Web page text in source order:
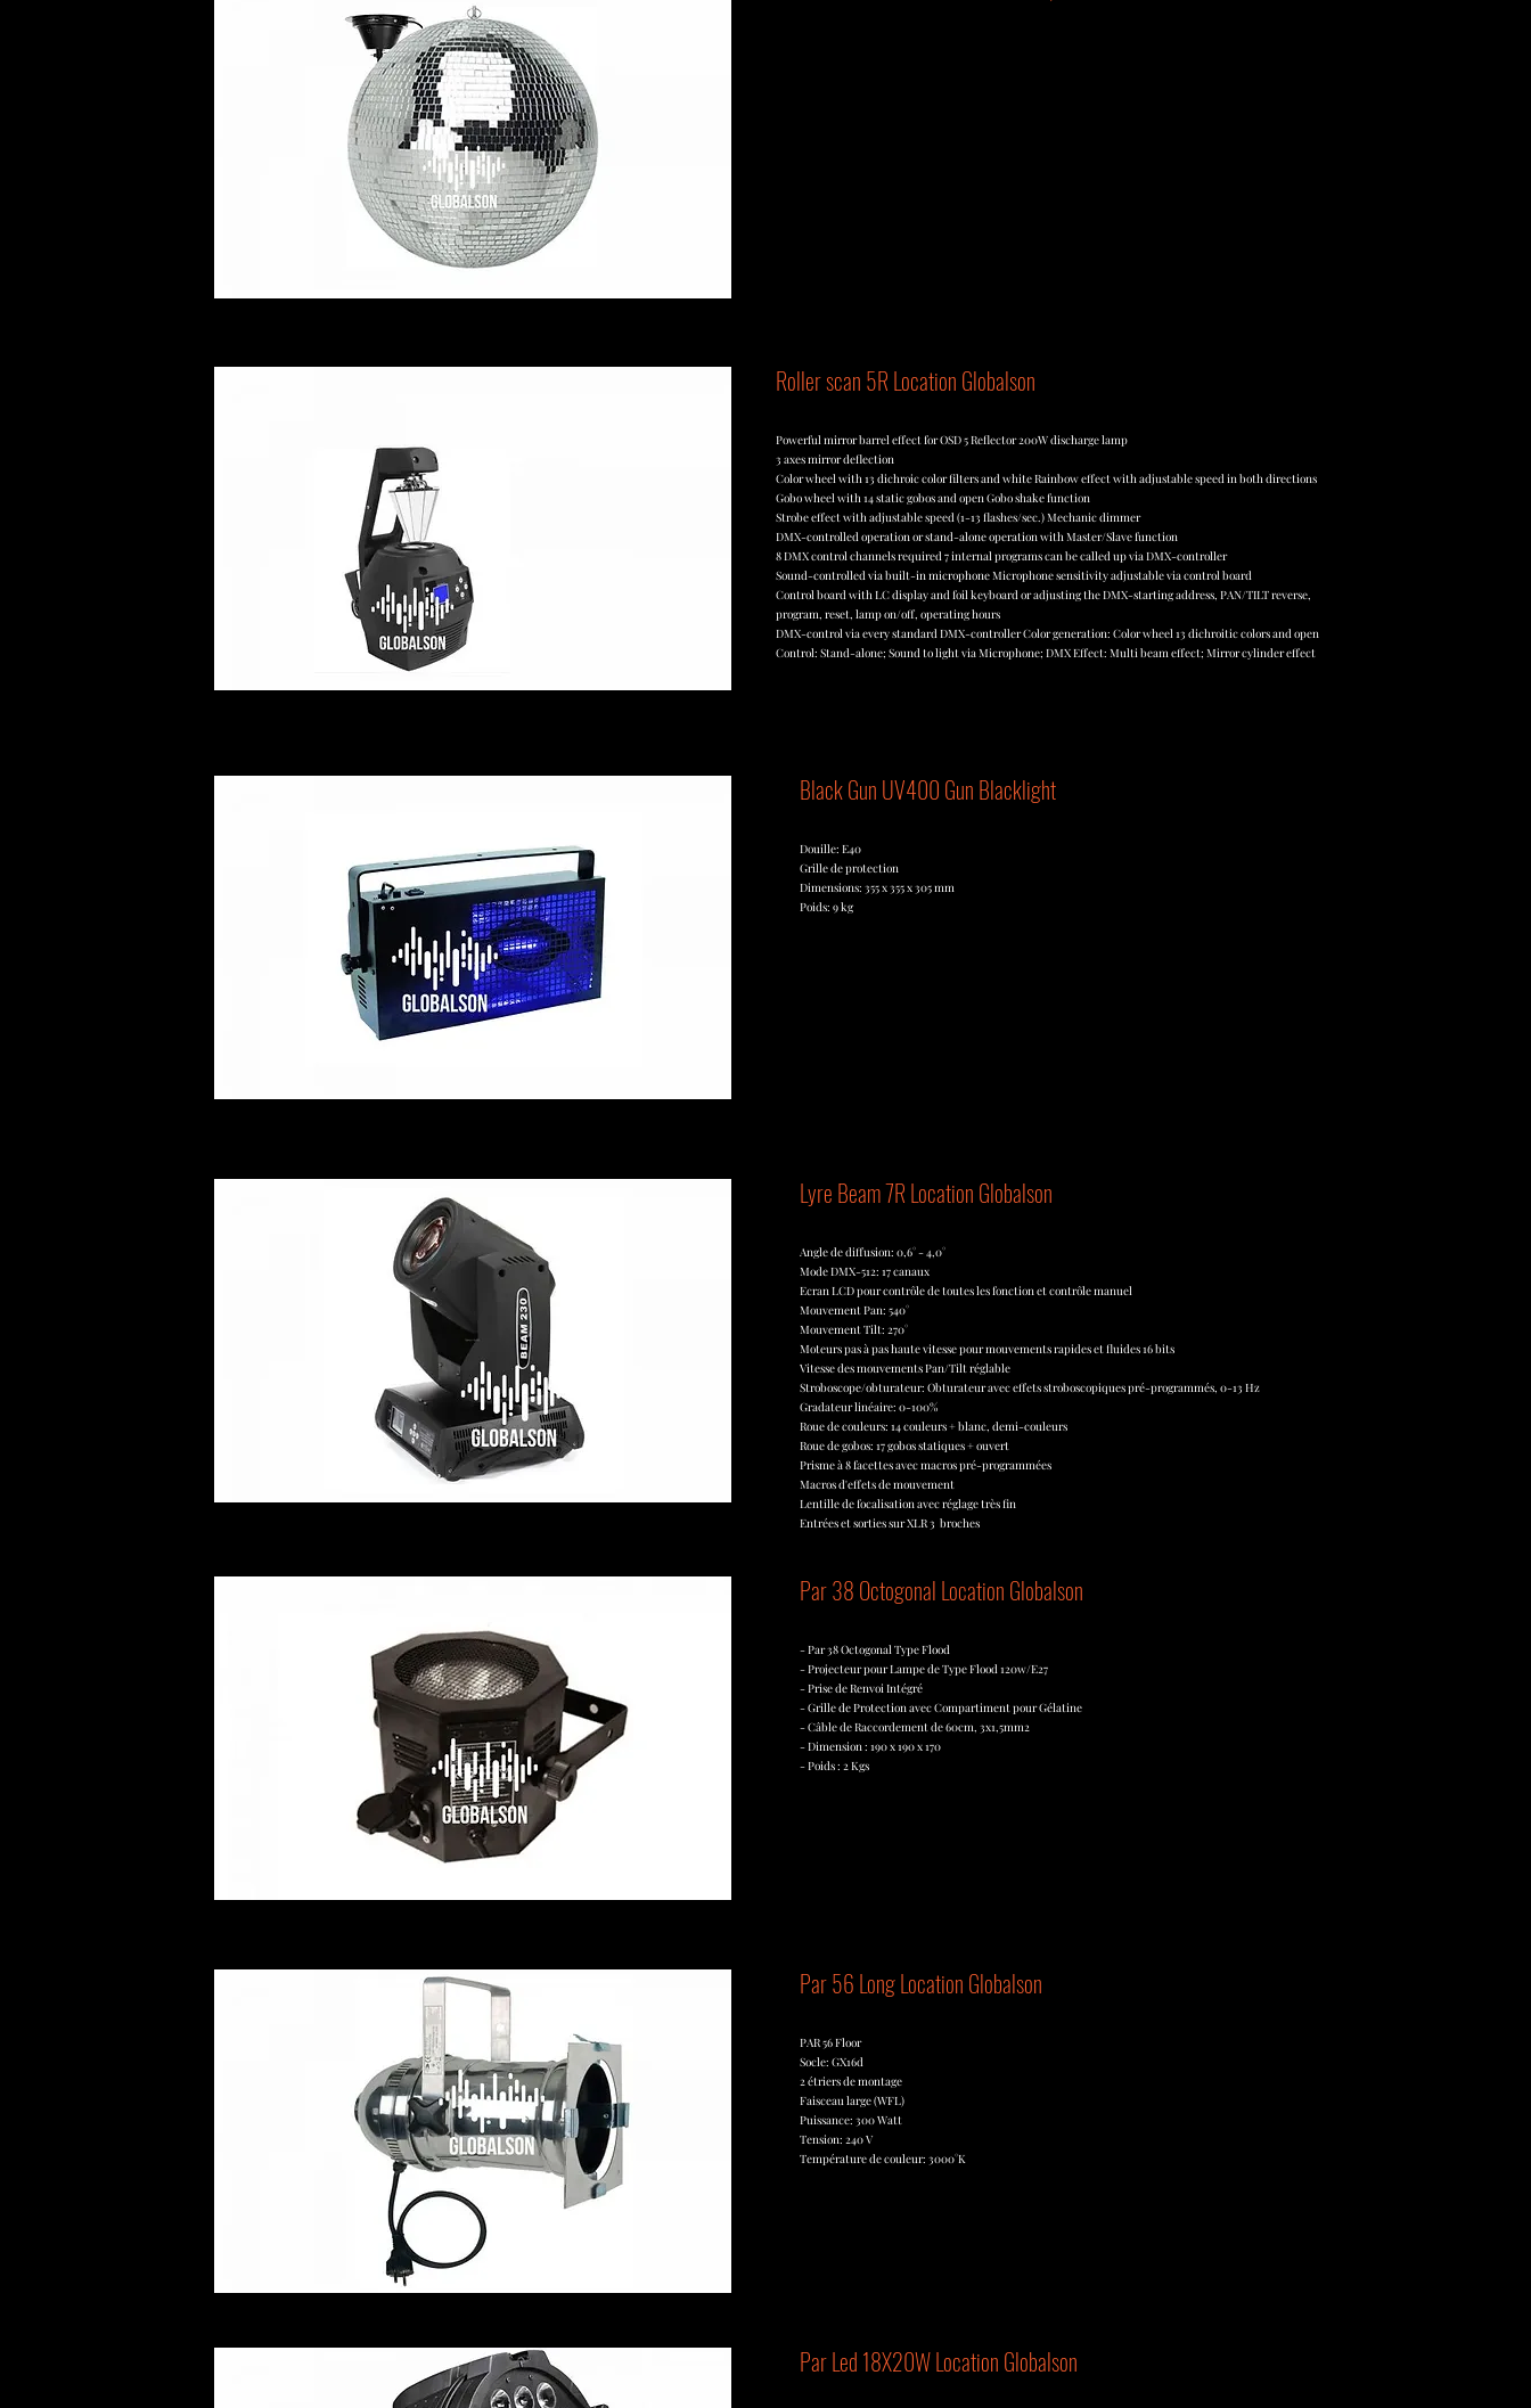
Roller scan 5R Location Globalson
Powerful mirror barrel effect for OSD 5 Reflector 200W discharge lamp
3 axes mirror deflection
Color wheel with 13 dichroic color filters and white Rainbow effect with adjustable speed in both directions
Gobo wheel with 14 static gobos and open Gobo shake function
Strobe effect with adjustable speed (1-13 flashes/sec.) Mechanic dimmer
DMX-controlled operation or stand-alone operation with Master/Slave function
8 DMX control channels required 7 internal programs can be called up via DMX-controller
Sound-controlled via built-in microphone Microphone sensitivity adjustable via control board
Control board with LC display and foil keyboard or adjusting the DMX-starting address, PAN/TILT reverse,
program, reset, lamp on/off, operating hours
DMX-control via every standard DMX-controller Color generation: Color wheel 13 dichroitic colors and open
Control: Stand-alone; Sound to light via Microphone; DMX Effect: Multi beam effect; Mirror cylinder effect
Black Gun UV400 Gun Blacklight
Douille: E40
Grille de protection
Dimensions: 355 x 355 x 305 mm
Poids: 9 kg
Lyre Beam 7R Location Globalson
Angle de diffusion: 0,6° - 4,0°
Mode DMX-512: 17 canaux
Ecran LCD pour contrôle de toutes les fonction et contrôle manuel
Mouvement Pan: 540°
Mouvement Tilt: 270°
Moteurs pas à pas haute vitesse pour mouvements rapides et fluides 16 bits
Vitesse des mouvements Pan/Tilt réglable
Stroboscope/obturateur: Obturateur avec effets stroboscopiques pré-programmés, 0-13 Hz
Gradateur linéaire: 0-100%
Roue de couleurs: 14 couleurs + blanc, demi-couleurs
Roue de gobos: 17 gobos statiques + ouvert
Prisme à 8 facettes avec macros pré-programmées
Macros d'effets de mouvement
Lentille de focalisation avec réglage très fin
Entrées et sorties sur XLR 3 broches
Par 38 Octogonal Location Globalson
- Par 38 Octogonal Type Flood
- Projecteur pour Lampe de Type Flood 120w/E27
- Prise de Renvoi Intégré
- Grille de Protection avec Compartiment pour Gélatine
- Câble de Raccordement de 60cm, 3x1,5mm2
- Dimension : 190 x 190 x 170
- Poids : 2 Kgs
Par 56 Long Location Globalson
PAR 56 Floor
Socle: GX16d
2 étriers de montage
Faisceau large (WFL)
Puissance: 300 Watt
Tension: 240 V
Température de couleur: 3000°K
Par Led 18X20W Location Globalson